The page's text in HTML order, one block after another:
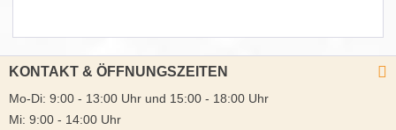
KONTAKT & ÖFFNUNGSZEITEN
Mo-Di: 9:00 - 13:00 Uhr und 15:00 - 18:00 Uhr
Mi: 9:00 - 14:00 Uhr